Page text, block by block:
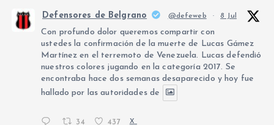
Defensores de Belgrano @defeweb · 8 Jul
Con profundo dolor queremos compartir con
ustedes la confirmación de la muerte de Lucas Gámez
Martínez en el terremoto de Venezuela. Lucas defendió
nuestros colores jugando en la categoría 2017. Se
encontraba hace dos semanas desaparecido y hoy fue
hallado por las autoridades de
34 437 X